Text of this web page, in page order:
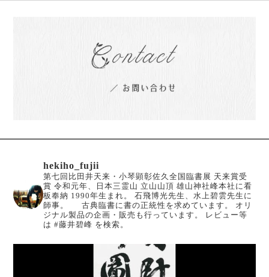
hekiho_fujii
第七回比田井天来・小琴顕彰佐久全国臨書展 天来賞受
賞 令和元年、日本三霊山 立山山頂 雄山神社峰本社に看
板奉納 1990年生まれ。
石飛博光先生、水上碧雲先生に
師事。
古典臨書に書の正統性を求めています。
オリ
ジナル製品の企画・販売も行っています。
レビュー等
は #藤井碧峰 を検索。